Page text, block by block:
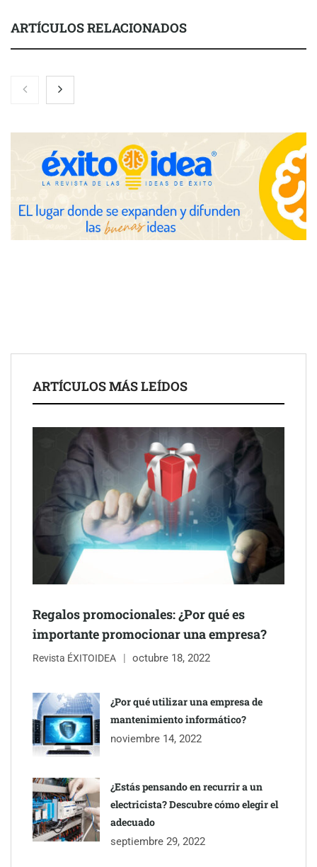
ARTÍCULOS RELACIONADOS
Eulalia Roig lanza ‘The Journal’, una revista digital mensual de
entrevistas y fotografía editorial
Gestoría Online reduce a unas horas el alta de autónomo
IA ya no es suficiente para los profesionales de la arquitectura
Martín Mingorance Abogados consolida su posición como
particulares
Brisas del Estrecho abastece a la hostelería de Sevilla
conectando lonjas con establecimientos
ARTÍCULOS MÁS LEÍDOS
Regalos promocionales: ¿Por qué es
importante promocionar una empresa?
Revista ÉXITOIDEA octubre 18, 2022
¿Por qué utilizar una empresa de
mantenimiento informático?
noviembre 14, 2022
¿Estás pensando en recurrir a un
electricista? Descubre cómo elegir el
adecuado
septiembre 29, 2022